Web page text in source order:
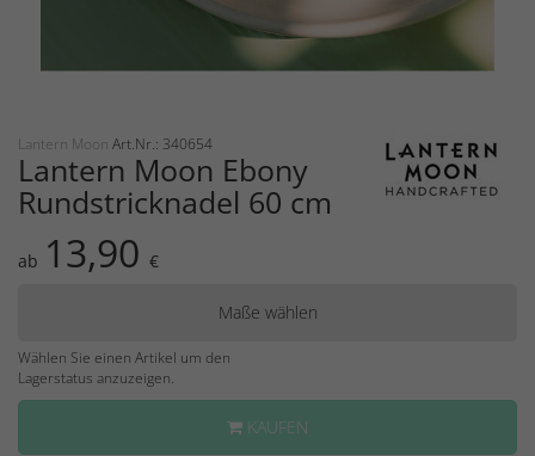
Lantern Moon Art.Nr.: 340654
Lantern Moon Ebony
Rundstricknadel 60 cm
ab 13,90 €
Maße wählen
Wählen Sie einen Artikel um den
Lagerstatus anzuzeigen.
KAUFEN